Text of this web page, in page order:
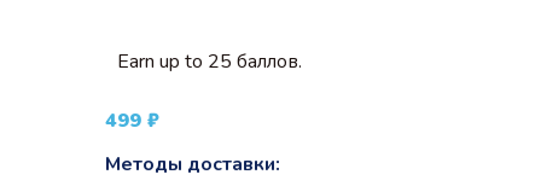
Earn up to 25 баллов.
499 ₽
Методы доставки: